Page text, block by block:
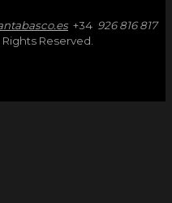
+34 926 816 817
Reserved.